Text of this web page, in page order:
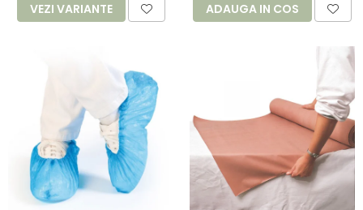
VEZI VARIANTE ADAUGA IN COS